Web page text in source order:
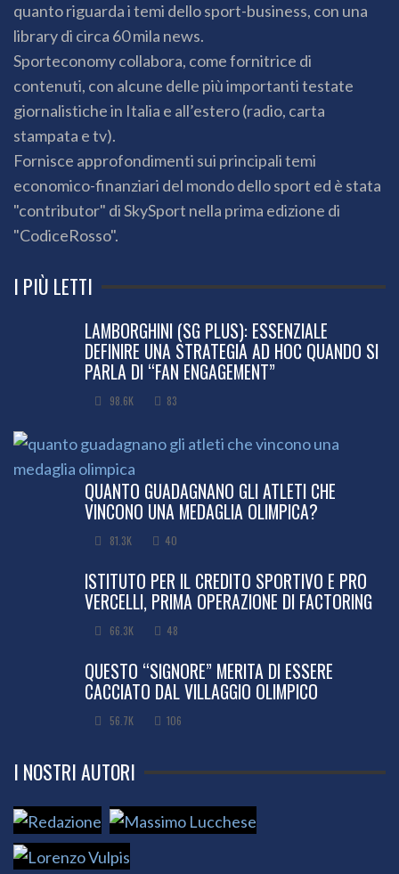
quanto riguarda i temi dello sport-business, con una
library di circa 60 mila news.
Sporteconomy collabora, come fornitrice di
contenuti, con alcune delle più importanti testate
giornalistiche in Italia e all’estero (radio, carta
stampata e tv).
Fornisce approfondimenti sui principali temi
economico-finanziari del mondo dello sport ed è stata
"contributor" di SkySport nella prima edizione di
"CodiceRosso".
I PIÙ LETTI
LAMBORGHINI (SG PLUS): ESSENZIALE
DEFINIRE UNA STRATEGIA AD HOC QUANDO SI
PARLA DI “FAN ENGAGEMENT”
98.6K 83
QUANTO GUADAGNANO GLI ATLETI CHE
VINCONO UNA MEDAGLIA OLIMPICA?
81.3K 40
ISTITUTO PER IL CREDITO SPORTIVO E PRO
VERCELLI, PRIMA OPERAZIONE DI FACTORING
66.3K 48
QUESTO “SIGNORE” MERITA DI ESSERE
CACCIATO DAL VILLAGGIO OLIMPICO
56.7K 106
I NOSTRI AUTORI